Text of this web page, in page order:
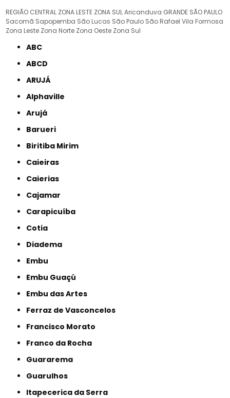
REGIÃO CENTRAL ZONA LESTE ZONA SULAricanduva GRANDE SÃO PAULO
Sacomã Sapopemba São Lucas São Paulo São Rafael Vila Formosa
Zona Leste Zona Norte Zona Oeste Zona Sul
ABC
ABCD
ARUJÁ
Alphaville
Arujá
Barueri
Biritiba Mirim
Caieiras
Caierias
Cajamar
Carapicuíba
Cotia
Diadema
Embu
Embu Guaçú
Embu das Artes
Ferraz de Vasconcelos
Francisco Morato
Franco da Rocha
Guararema
Guarulhos
Itapecerica da Serra